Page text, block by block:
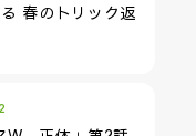
春のトリック返